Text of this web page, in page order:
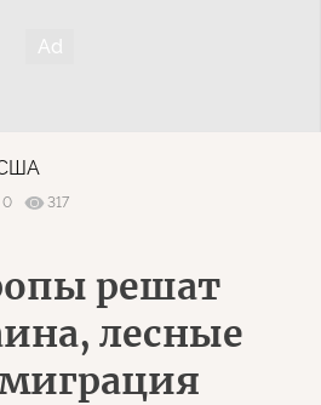
0
317
решат
лесные